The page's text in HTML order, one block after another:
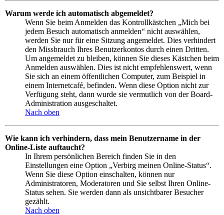
Warum werde ich automatisch abgemeldet?
Wenn Sie beim Anmelden das Kontrollkästchen „Mich bei
jedem Besuch automatisch anmelden“ nicht auswählen,
werden Sie nur für eine Sitzung angemeldet. Dies verhindert
den Missbrauch Ihres Benutzerkontos durch einen Dritten.
Um angemeldet zu bleiben, können Sie dieses Kästchen beim
Anmelden auswählen. Dies ist nicht empfehlenswert, wenn
Sie sich an einem öffentlichen Computer, zum Beispiel in
einem Internetcafé, befinden. Wenn diese Option nicht zur
Verfügung steht, dann wurde sie vermutlich von der Board-
Administration ausgeschaltet.
Nach oben
Wie kann ich verhindern, dass mein Benutzername in der
Online-Liste auftaucht?
In Ihrem persönlichen Bereich finden Sie in den
Einstellungen eine Option „Verbirg meinen Online-Status“.
Wenn Sie diese Option einschalten, können nur
Administratoren, Moderatoren und Sie selbst Ihren Online-
Status sehen. Sie werden dann als unsichtbarer Besucher
gezählt.
Nach oben